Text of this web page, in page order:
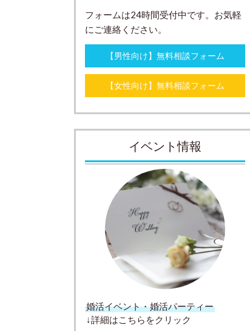
フォームは24時間受付中です。お気軽
にご連絡ください。
【男性向け】無料相談フォーム
【女性向け】無料相談フォーム
イベント情報
婚活イベント・婚活パーティー
↓詳細はこちらをクリック